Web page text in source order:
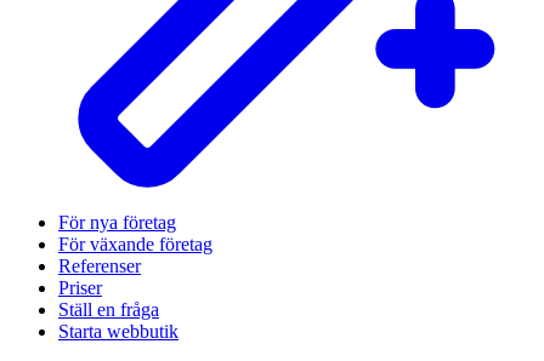
För nya företag
För växande företag
Referenser
Priser
Ställ en fråga
Starta webbutik